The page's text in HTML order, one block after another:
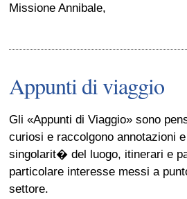
Missione Annibale,
Appunti di viaggio
Gli «Appunti di Viaggio» sono
curiosi e raccolgono annotazioni
singolarit� del luogo, itinerari e
particolare interesse messi a
settore.